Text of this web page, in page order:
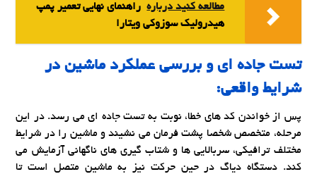
مطالعه کنید درباره‌ راهنمای نهایی تعمیر پمپ
هیدرولیک سوزوکی ویتارا
تست جاده ای و بررسی عملکرد ماشین در
شرایط واقعی:
پس از خواندن کد های خطا، نوبت به تست جاده ای می رسد. در این
مرحله، متخصص شخصا پشت فرمان می نشیند و ماشین را در شرایط
مختلف ترافیکی، سربالایی ها و شتاب گیری های ناگهانی آزمایش می
کند. دستگاه دیاگ در حین حرکت نیز به ماشین متصل است تا